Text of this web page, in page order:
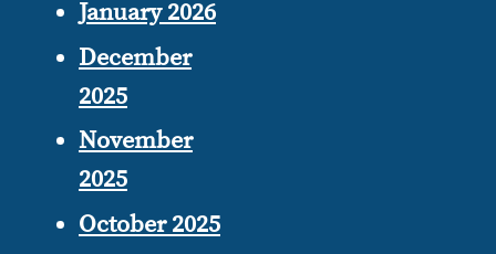
January 2026
December
2025
November
2025
October 2025